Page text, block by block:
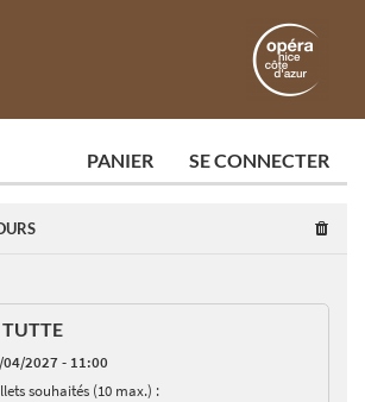
PANIER SE CONNECTER
2027 - 11:00
souhaités (10 max.) :